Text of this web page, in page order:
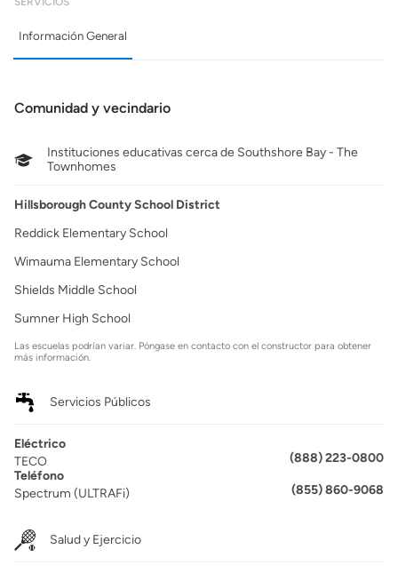
Información General
Comunidad y vecindario
Instituciones educativas cerca de Southshore Bay - The
Townhomes
Hillsborough County School District
Reddick Elementary School
Wimauma Elementary School
Shields Middle School
Sumner High School
Las escuelas podrían variar. Póngase en contacto con el constructor para obtener
más información.
Servicios Públicos
Eléctrico
TECO
(888) 223-0800
Teléfono
Spectrum (ULTRAFi)
(855) 860-9068
Salud y Ejercicio